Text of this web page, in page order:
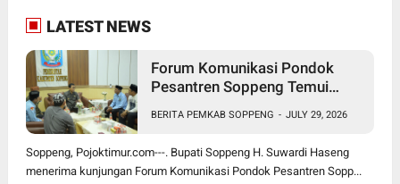
LATEST NEWS
Forum Komunikasi Pondok
Pesantren Soppeng Temui
BERITA PEMKAB SOPPENG - JULY 29, 2026
Soppeng, Pojoktimur.com---. Bupati Soppeng H. Suwardi Haseng
menerima kunjungan Forum Komunikasi Pondok Pesantren Sopp...